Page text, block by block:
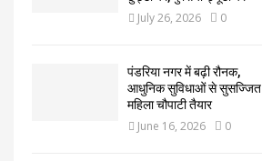
July 26, 2026 0
पंडरिया नगर में बढ़ी रौनक,
आधुनिक सुविधाओं से सुसज्जित
महिला चौपाटी तैयार
June 16, 2026 0